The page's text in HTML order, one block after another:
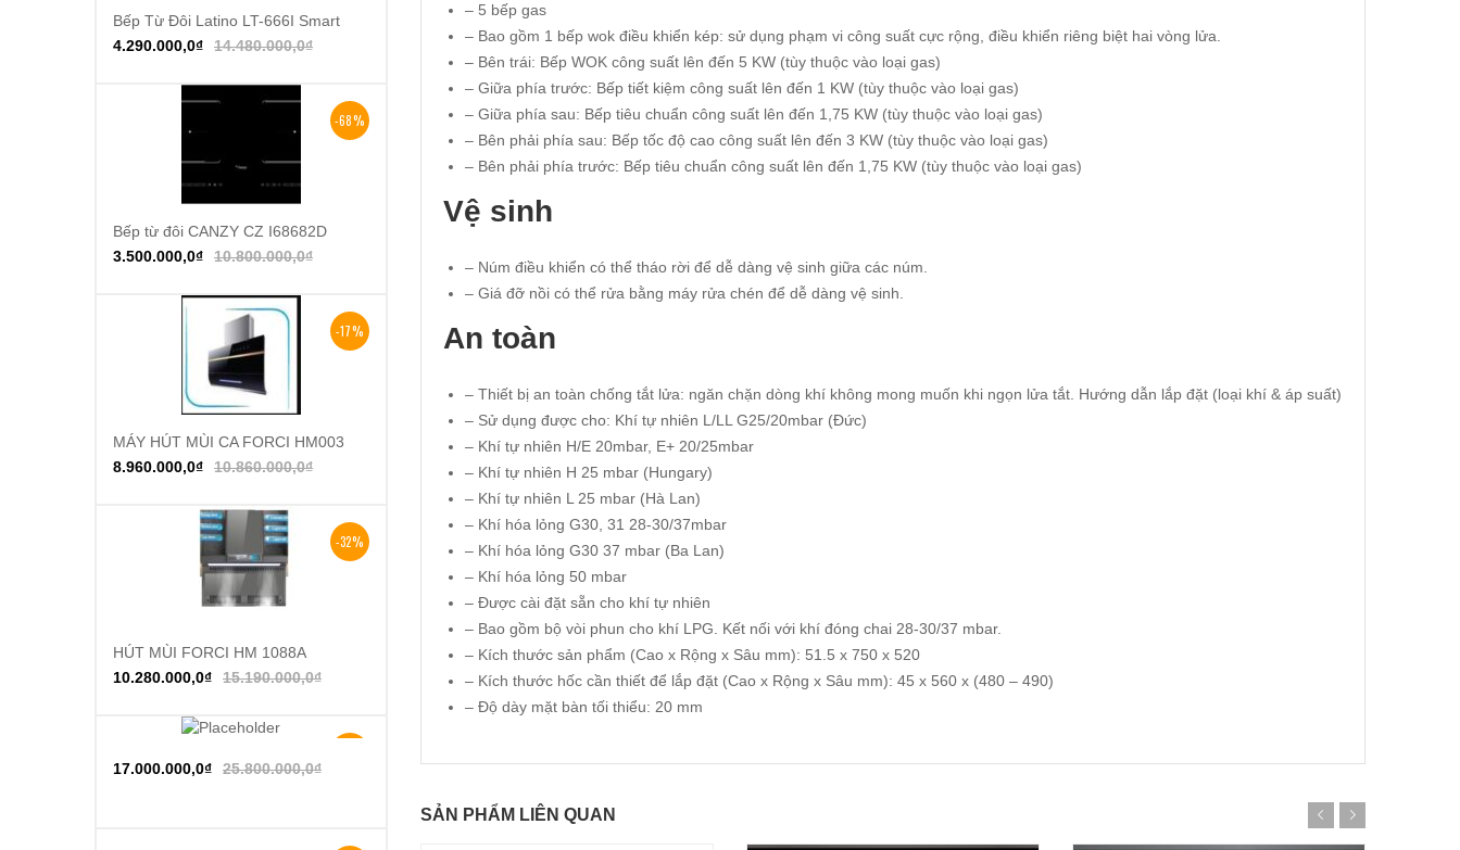
– 5 bếp gas
– Bao gồm 1 bếp wok điều khiển kép: sử dụng phạm vi công suất cực rộng, điều khiển riêng biệt hai vòng lửa.
– Bên trái: Bếp WOK công suất lên đến 5 KW (tùy thuộc vào loại gas)
– Giữa phía trước: Bếp tiết kiệm công suất lên đến 1 KW (tùy thuộc vào loại gas)
– Giữa phía sau: Bếp tiêu chuẩn công suất lên đến 1,75 KW (tùy thuộc vào loại gas)
– Bên phải phía sau: Bếp tốc độ cao công suất lên đến 3 KW (tùy thuộc vào loại gas)
– Bên phải phía trước: Bếp tiêu chuẩn công suất lên đến 1,75 KW (tùy thuộc vào loại gas)
Vệ sinh
– Núm điều khiển có thể tháo rời để dễ dàng vệ sinh giữa các núm.
– Giá đỡ nồi có thể rửa bằng máy rửa chén để dễ dàng vệ sinh.
An toàn
– Thiết bị an toàn chống tắt lửa: ngăn chặn dòng khí không mong muốn khi ngọn lửa tắt. Hướng dẫn lắp đặt (loại khí & áp suất)
– Sử dụng được cho: Khí tự nhiên L/LL G25/20mbar (Đức)
– Khí tự nhiên H/E 20mbar, E+ 20/25mbar
– Khí tự nhiên H 25 mbar (Hungary)
– Khí tự nhiên L 25 mbar (Hà Lan)
– Khí hóa lỏng G30, 31 28-30/37mbar
– Khí hóa lỏng G30 37 mbar (Ba Lan)
– Khí hóa lỏng 50 mbar
– Được cài đặt sẵn cho khí tự nhiên
– Bao gồm bộ vòi phun cho khí LPG. Kết nối với khí đóng chai 28-30/37 mbar.
– Kích thước sản phẩm (Cao x Rộng x Sâu mm): 51.5 x 750 x 520
– Kích thước hốc cần thiết để lắp đặt (Cao x Rộng x Sâu mm): 45 x 560 x (480 – 490)
– Độ dày mặt bàn tối thiểu: 20 mm
SẢN PHẨM LIÊN QUAN
Thêm vào giỏ hàng
Bếp Từ Đôi Latino LT-666I Smart
14.480.000,0₫
4.290.000,0₫
-68%
Thêm vào giỏ hàng
Bếp từ đôi CANZY CZ I68682D
10.800.000,0₫
3.500.000,0₫
-17%
Thêm vào giỏ hàng
MÁY HÚT MÙI CA FORCI HM003
10.860.000,0₫
8.960.000,0₫
-32%
Thêm vào giỏ hàng
HÚT MÙI FORCI HM 1088A
15.190.000,0₫
10.280.000,0₫
Thêm vào giỏ hàng
25.800.000,0₫
17.000.000,0₫